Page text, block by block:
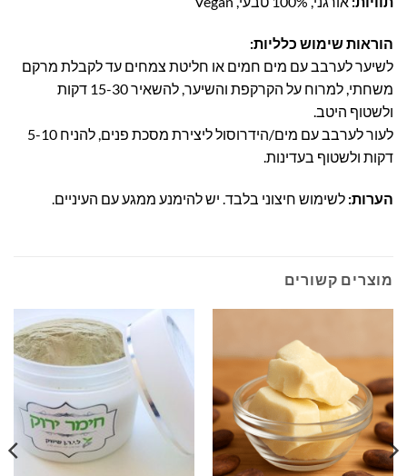
הוראות שימוש כלליות:
לשיער לערבב עם מים חמים או חליטת צמחים עד לקבלת מרקם
משחתי, למרוח על הקרקפת והשיער, להשאיר 15-30 דקות
ולשטוף היטב.
לעור לערבב עם מים/הידרוסול ליצירת מסכת פנים, להניח 5-10
דקות ולשטוף בעדינות.
הערות: לשימוש חיצוני בלבד. יש להימנע ממגע עם העיניים.
מוצרים קשורים